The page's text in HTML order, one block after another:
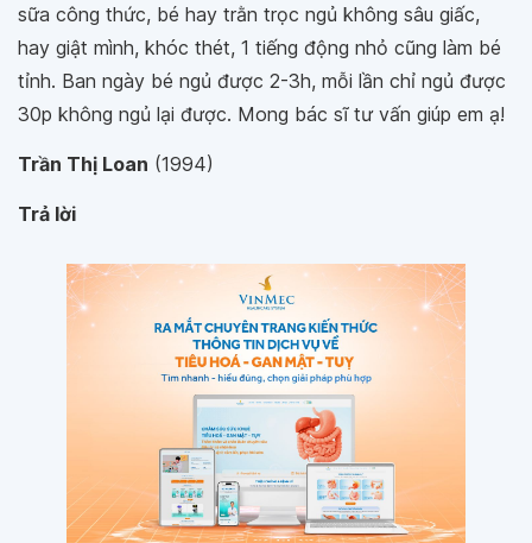
sữa công thức, bé hay trằn trọc ngủ không sâu giấc,
hay giật mình, khóc thét, 1 tiếng động nhỏ cũng làm bé
tỉnh. Ban ngày bé ngủ được 2-3h, mỗi lần chỉ ngủ được
30p không ngủ lại được. Mong bác sĩ tư vấn giúp em ạ!
Trần Thị Loan (1994)
Trả lời